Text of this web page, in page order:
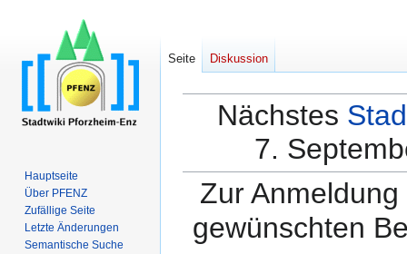
Nächstes
7.
Zur
gewünschten
Seite Diskussion
Hauptseite
Über PFENZ
Zufällige Seite
Letzte Änderungen
Semantische Suche